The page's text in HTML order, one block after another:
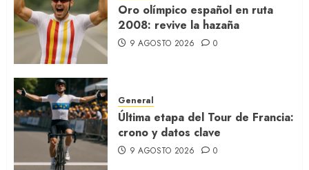
Oro olímpico español en ruta
2008: revive la hazaña
9 AGOSTO 2026 0
General
Última etapa del Tour de Francia:
crono y datos clave
9 AGOSTO 2026 0